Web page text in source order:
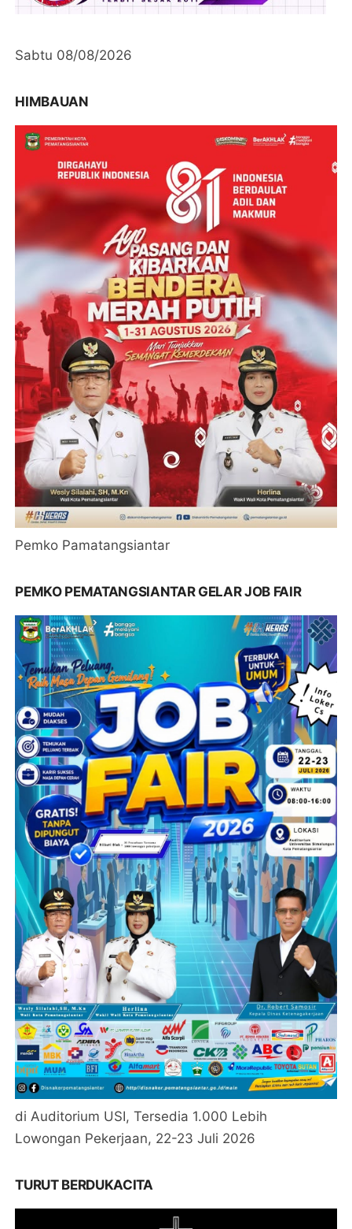
Sabtu 08/08/2026
HIMBAUAN
Pemko Pamatangsiantar
PEMKO PEMATANGSIANTAR GELAR JOB FAIR
di Auditorium USI, Tersedia 1.000 Lebih
Lowongan Pekerjaan, 22-23 Juli 2026
TURUT BERDUKACITA